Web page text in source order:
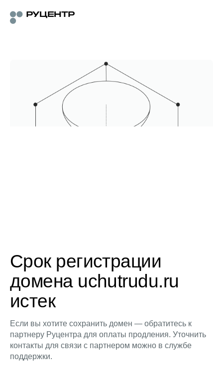
Срок регистрации
домена uchutrudu.ru
истек
Если вы хотите сохранить домен — обратитесь к
партнеру Руцентра для оплаты продления. Уточнить
контакты для связи с партнером можно в службе
поддержки.